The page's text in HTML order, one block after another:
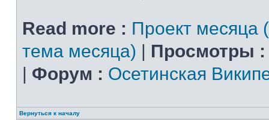
Read more : Проект месяца
тема месяца) | Просмотры :
| Форум : Осетинская
Вернуться к началу